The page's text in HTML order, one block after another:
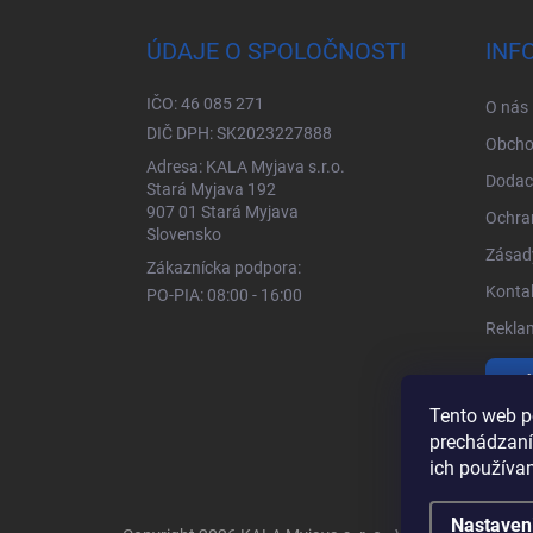
Tento web
ich
ÚDAJE O SPOLOČNOSTI
IČO: 46 085 271
DIČ DPH: SK2023227888
Adresa: KALA Myjava s.r.o.
Stará Myjava 192
907 01 Stará Myjava
Slovensko
Zákaznícka podpora:
PO-PIA: 08:00 - 16:00
O nás